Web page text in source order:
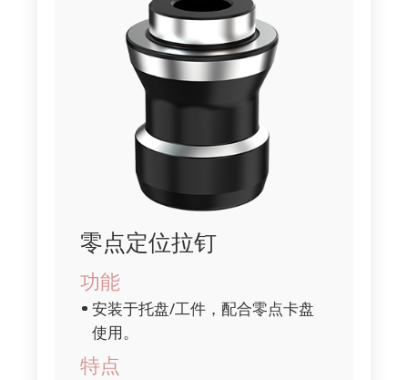
零点定位拉钉
功能
安装于托盘/工件，配合零点卡盘
使用。
特点